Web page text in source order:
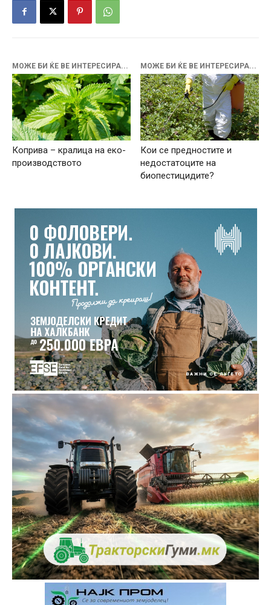
МОЖЕ БИ ЌЕ ВЕ ИНТЕРЕСИРА...
Коприва – кралица на еко-
производството
МОЖЕ БИ ЌЕ ВЕ ИНТЕРЕСИРА...
Кои се предностите и
недостатоците на
биопестицидите?